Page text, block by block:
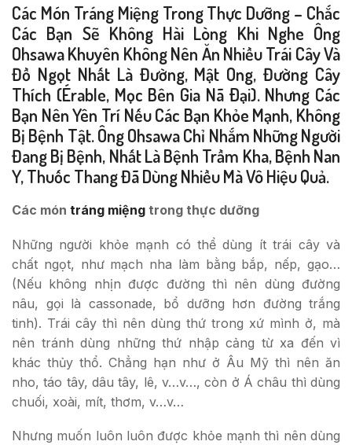
Các Món Tráng Miệng Trong Thực Dưỡng – Chắc
Các Bạn Sẽ Không Hài Lòng Khi Nghe Ông
Ohsawa Khuyên Không Nên Ăn Nhiều Trái Cây Và
Đồ Ngọt Nhất Là Đường, Mật Ong, Đường Cây
Thích (érable, Mọc Bên Gia Nã Ðại). Nhưng Các
Bạn Nên Yên Trí Nếu Các Bạn Khỏe Mạnh, Không
Bị Bệnh Tật. Ông Ohsawa Chỉ Nhắm Những Người
Đang Bị Bệnh, Nhất Là Bệnh Trầm Kha, Bệnh Nan
Y, Thuốc Thang Đã Dùng Nhiều Mà Vô Hiệu Quả.
Các món tráng miệng trong thực dưỡng
Những người khỏe mạnh có thể dùng ít trái cây và
chất ngọt, như mạch nha làm bằng bắp, nếp, gạo…
(Nếu không nhịn được đường thì nên dùng đường
nâu, gọi là cassonade, bổ dưỡng hơn đường trắng
tinh). Trái cây thì nên dùng thứ trong xứ mình ở, mà
nên tránh dùng những thứ nhập cảng từ xa đến vì
khác thủy thổ. Chẳng hạn như ở Âu Mỹ thì nên ăn
nho, táo tây, dâu tây, lê, v…v…, còn ở Á châu thì dùng
chuối, xoài, mít, thơm, v…v…
Nhưng muốn luôn luôn được khỏe mạnh thì nên dùng